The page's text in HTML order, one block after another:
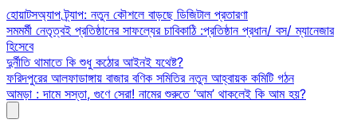
Skip
to
content
হোয়াটসঅ্যাপ ট্র্যাপ: নতুন কৌশলে বাড়ছে ডিজিটাল প্রতারণা
সমমর্মী নেতৃত্বই প্রতিষ্ঠানের সাফল্যের চাবিকাঠি :প্রতিষ্ঠান প্রধান/ বস/ ম্যানেজার
হিসেবে
দুর্নীতি থামাতে কি শুধু কঠোর আইনই যথেষ্ট?
ফরিদপুরের আলফাডাঙ্গায় বাজার বণিক সমিতির নতুন আহ্বায়ক কমিটি গঠন
আমড়া : দামে সস্তা, গুণে সেরা! নামের শুরুতে ‘আম’ থাকলেই কি আম হয়?